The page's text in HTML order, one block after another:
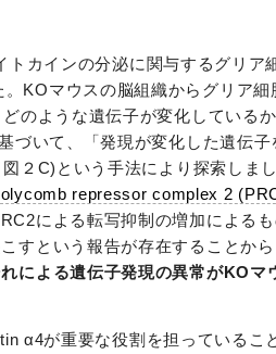
カインの分泌に関与するグリア
KOマウスの脳組織からグリア
のような遺伝子が変化している
いて、「発現が変化した遺伝
２C)という手法により探索しま
repressor complex 2
による転写抑制の増加による
すという報告が存在することから
による遺伝子発現の異常がKOマ
α4が重要な役割を担っているこ